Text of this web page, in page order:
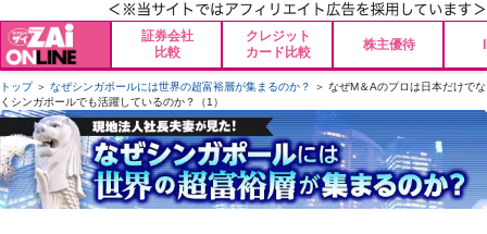
証券会社
比較
クレジット
カード比較
株主優待
トップ＞ なぜシンガポールには世界の超富裕層が集まるのか？
＞ なぜM＆Aのプロは日本だけでな
くシンガポールでも活躍しているのか？（1）